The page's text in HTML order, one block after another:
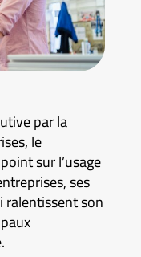
par la
le
sur l’usage
ses
son